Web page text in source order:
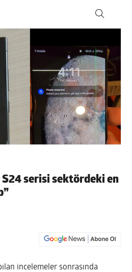
S24 serisi sektördeki en
incelemeler sonrasında